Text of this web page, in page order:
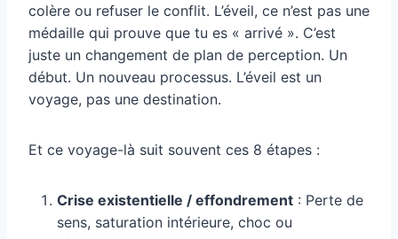
colère ou refuser le conflit. L’éveil, ce n’est pas une
médaille qui prouve que tu es « arrivé ». C’est
juste un changement de plan de perception. Un
début. Un nouveau processus. L’éveil est un
voyage, pas une destination.
Et ce voyage-là suit souvent ces 8 étapes :
Crise existentielle / effondrement : Perte de
sens, saturation intérieure, choc ou